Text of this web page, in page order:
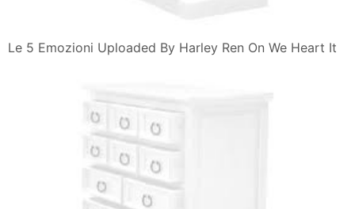
Le 5 Emozioni Uploaded By Harley Ren On We Heart It